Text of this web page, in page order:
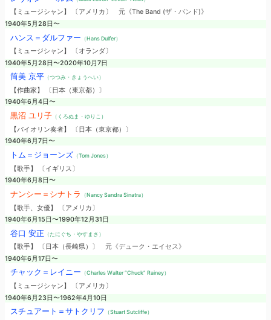
【ミュージシャン】 〔アメリカ〕 元《The Band (ザ・バンド)》
1940年5月28日〜
ハンス＝ダルファー （Hans Dulfer）
【ミュージシャン】 〔オランダ〕
1940年5月28日〜2020年10月7日
筒美 京平（つつみ・きょうへい）
【作曲家】 〔日本（東京都）〕
1940年6月4日〜
黒沼 ユリ子（くろぬま・ゆりこ）
【バイオリン奏者】 〔日本（東京都）〕
1940年6月7日〜
トム＝ジョーンズ （Tom Jones）
【歌手】 〔イギリス〕
1940年6月8日〜
ナンシー＝シナトラ （Nancy Sandra Sinatra）
【歌手、女優】 〔アメリカ〕
1940年6月15日〜1990年12月31日
谷口 安正 （たにぐち・やすまさ）
【歌手】 〔日本（長崎県）〕 元《デューク・エイセス》
1940年6月17日〜
チャック＝レイニー （Charles Walter “Chuck” Rainey）
【ミュージシャン】 〔アメリカ〕
1940年6月23日〜1962年4月10日
スチュアート＝サトクリフ （Stuart Sutcliffe）